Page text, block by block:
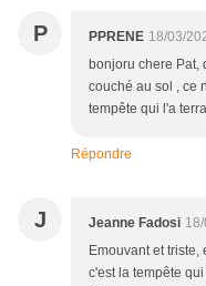
P PPRENE 18/03/
bonjoru chere Pat,
couché au sol , ce
tempête qui l'a
Répondre
J Jeanne Fadosi
Emouvant et triste,
c'est la tempête